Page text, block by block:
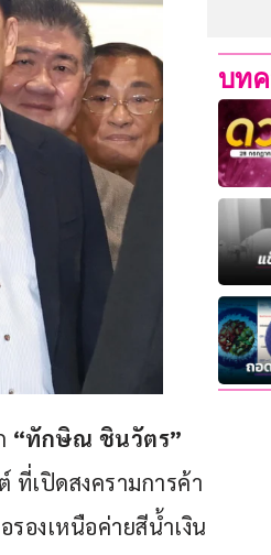
“ทักษิณ ชินวัตร”
ที่เปิดสงครามการค้า
องเหนือค่ายสีน้ำเงิน
บท